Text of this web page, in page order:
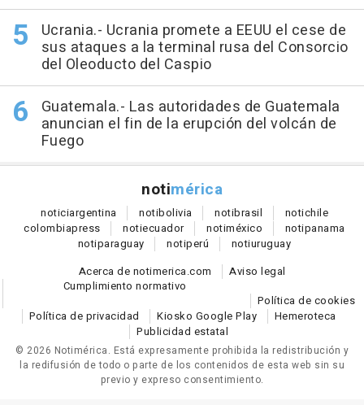
Ucrania.- Ucrania promete a EEUU el cese de
sus ataques a la terminal rusa del Consorcio
del Oleoducto del Caspio
Guatemala.- Las autoridades de Guatemala
anuncian el fin de la erupción del volcán de
Fuego
notimérica
noticiargentina notibolivia notibrasil notichile
colombiapress notiecuador notiméxico notipanama
notiparaguay notiperú notiuruguay
Acerca de notimerica.com
Aviso legal
Cumplimiento normativo
Política de cookies
Política de privacidad
Kiosko Google Play
Hemeroteca
Publicidad estatal
© 2026 Notimérica. Está expresamente prohibida la redistribución y
la redifusión de todo o parte de los contenidos de esta web sin su
previo y expreso consentimiento.